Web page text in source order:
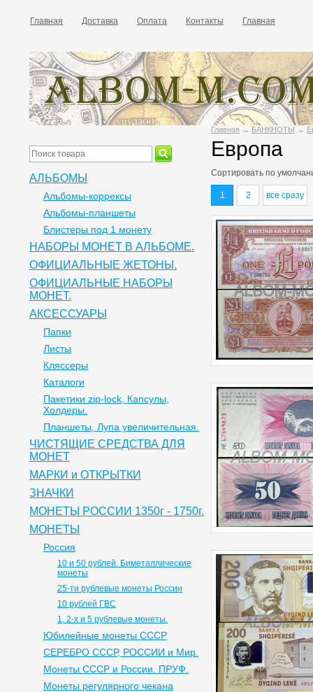
Главная Доставка Оплата Контакты Главная
Главная → БАНКНОТЫ →
Европа
Сортировать по
1 2 все сразу
АЛЬБОМЫ
Альбомы-коррексы
Альбомы-планшеты
Блистеры под 1 монету
НАБОРЫ МОНЕТ В АЛЬБОМЕ.
ОФИЦИАЛЬНЫЕ ЖЕТОНЫ.
ОФИЦИАЛЬНЫЕ НАБОРЫ
МОНЕТ.
АКСЕССУАРЫ
Папки
Листы
Кляссеры
Каталоги
Пакетики zip-lock, Капсулы,
Холдеры.
Планшеты, Лупа увеличительная.
ЧИСТЯЩИЕ СРЕДСТВА ДЛЯ
МОНЕТ
МАРКИ и ОТКРЫТКИ
ЗНАЧКИ
МОНЕТЫ РОССИИ 1350г - 1750г.
МОНЕТЫ
Россия
10 и 50 рублей. Биметаллические
монеты
25-ти рублевые монеты России
10 рублей ГВС
1, 2-х и 5 рублевые монеты.
Юбилейные монеты СССР
СЕРЕБРО СССР, РОССИИ и Мир.
Монеты СССР и России. ПРУФ.
Монеты регулярного чекана